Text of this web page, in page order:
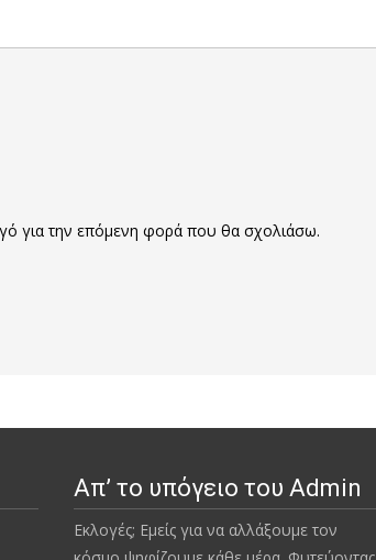
για την επόμενη φορά που θα σχολιάσω.
Απ’ το υπόγειο του Admin
Εκλογές; Εμείς για να αλλάξουμε τον